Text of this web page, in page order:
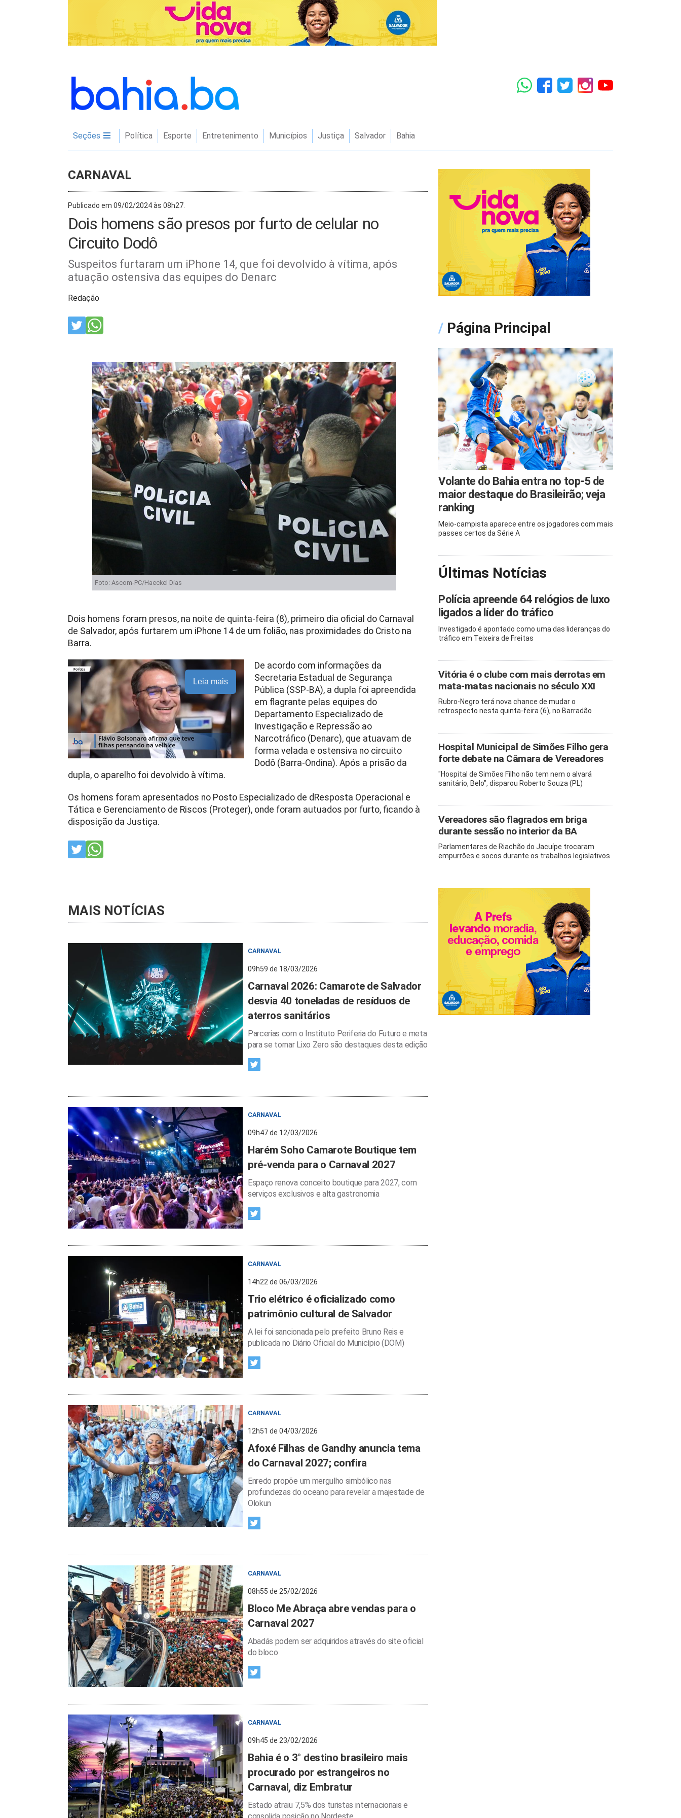
Seções Política Esporte Entretenimento Municípios Justiça Salvador Bahia
CARNAVAL
Publicado em 09/02/2024 às 08h27.
Dois homens são presos por furto de celular no
Circuito Dodô
Suspeitos furtaram um iPhone 14, que foi devolvido à vítima, após
atuação ostensiva das equipes do Denarc
Redação
Foto: Ascom-PC/Haeckel Dias
Dois homens foram presos, na noite de quinta-feira (8), primeiro dia oficial do Carnaval
de Salvador, após furtarem um iPhone 14 de um folião, nas proximidades do Cristo na
Barra.
Leia mais
De acordo com informações da
Secretaria Estadual de Segurança
Pública (SSP-BA), a dupla foi apreendida
em flagrante pelas equipes do
Departamento Especializado de
Investigação e Repressão ao
Narcotráfico (Denarc), que atuavam de
forma velada e ostensiva no circuito
Dodô (Barra-Ondina). Após a prisão da
dupla, o aparelho foi devolvido à vítima.
Os homens foram apresentados no Posto Especializado de dResposta Operacional e
Tática e Gerenciamento de Riscos (Proteger), onde foram autuados por furto, ficando à
disposição da Justiça.
MAIS NOTÍCIAS
CARNAVAL
09h59 de 18/03/2026
Carnaval 2026: Camarote de Salvador
desvia 40 toneladas de resíduos de
aterros sanitários
Parcerias com o Instituto Periferia do Futuro e meta
para se tornar Lixo Zero são destaques desta edição
CARNAVAL
09h47 de 12/03/2026
Harém Soho Camarote Boutique tem
pré-venda para o Carnaval 2027
Espaço renova conceito boutique para 2027, com
serviços exclusivos e alta gastronomia
CARNAVAL
14h22 de 06/03/2026
Trio elétrico é oficializado como
patrimônio cultural de Salvador
A lei foi sancionada pelo prefeito Bruno Reis e
publicada no Diário Oficial do Município (DOM)
CARNAVAL
12h51 de 04/03/2026
Afoxé Filhas de Gandhy anuncia tema
do Carnaval 2027; confira
Enredo propõe um mergulho simbólico nas
profundezas do oceano para revelar a majestade de
Olokun
CARNAVAL
08h55 de 25/02/2026
Bloco Me Abraça abre vendas para o
Carnaval 2027
Abadás podem ser adquiridos através do site oficial
do bloco
CARNAVAL
09h45 de 23/02/2026
Bahia é o 3° destino brasileiro mais
procurado por estrangeiros no
Carnaval, diz Embratur
Estado atraiu 7,5% dos turistas internacionais e
/ Página Principal
Volante do Bahia entra no top-5 de
maior destaque do Brasileirão; veja
ranking
Meio-campista aparece entre os jogadores com mais
passes certos da Série A
Últimas Notícias
Polícia apreende 64 relógios de luxo
ligados a líder do tráfico
Investigado é apontado como uma das lideranças do
tráfico em Teixeira de Freitas
Vitória é o clube com mais derrotas em
mata-matas nacionais no século XXI
Rubro-Negro terá nova chance de mudar o
retrospecto nesta quinta-feira (6), no Barradão
Hospital Municipal de Simões Filho gera
forte debate na Câmara de Vereadores
"Hospital de Simões Filho não tem nem o alvará
sanitário, Belo", disparou Roberto Souza (PL)
Vereadores são flagrados em briga
durante sessão no interior da BA
Parlamentares de Riachão do Jacuípe trocaram
empurrões e socos durante os trabalhos legislativos